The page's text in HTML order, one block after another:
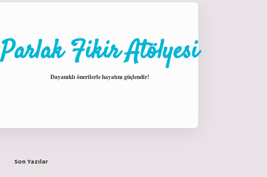
Parlak Fikir Atölyesi
Dayanıklı önerilerle hayatını güçlendir!
Son Yazılar